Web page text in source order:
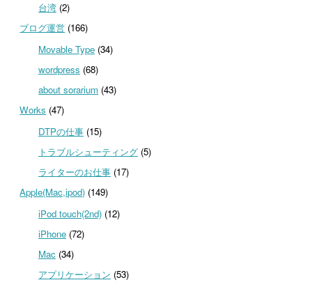
台湾(2)
ブログ運営 (166)
Movable Type(34)
wordpress (68)
about sorarium(43)
Works (47)
DTPの仕事(15)
トラブルシューティング(5)
ライターのお仕事(17)
Apple(Mac,ipod) (149)
iPod touch(2nd)(12)
iPhone(72)
Mac(34)
アプリケーション (53)